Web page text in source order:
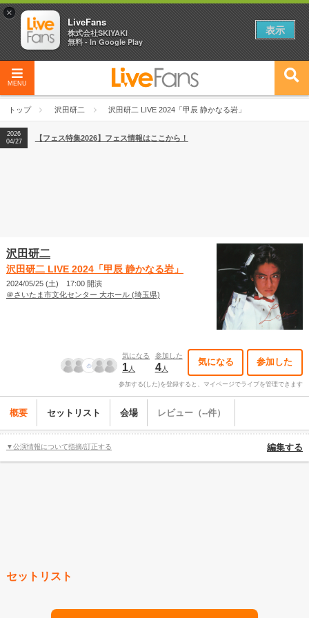
MENU
トップ 沢田研二 沢田研二 LIVE 2024「甲辰 静かなる岩」
2026
04/27
2026
【ライブ動員ランキング】2026年上半期編発表！
2026
04/27
【フェス特集2026】フェス情報はここから！
沢田研二
沢田研二 LIVE 2024「甲辰 静かなる岩」
2024/05/25 (土) 17:00 開演
＠さいたま市文化センター 大ホール (埼玉県)
気になる
1人
参加した
4人
気になる 参加した
参加する(した)を登録すると、マイページでライブを管理できます
概要 セットリスト 会場 レビュー（--件）
▼公演情報について指摘/訂正する 編集する
セットリスト
×
LiveFans
株式会社SKIYAKI
無料 - In Google Play
表示